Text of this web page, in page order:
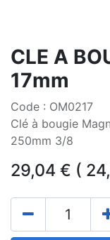
CLE A
17mm
Code : OM0217
Clé à bougie
250mm 3/8
29,04 € (